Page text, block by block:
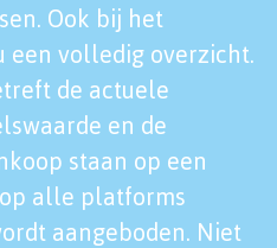
Ook bij het
volledig overzicht.
de actuele
en de
staan op een
alle platforms
aangeboden. Niet